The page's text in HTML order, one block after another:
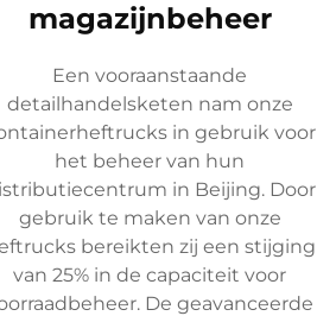
magazijnbeheer
Een vooraanstaande
detailhandelsketen nam onze
in gebruik voor
het beheer van hun
in Beijing. Door
gebruik te maken van onze
bereikten zij een stijging
van 25% in de capaciteit voor
De geavanceerde